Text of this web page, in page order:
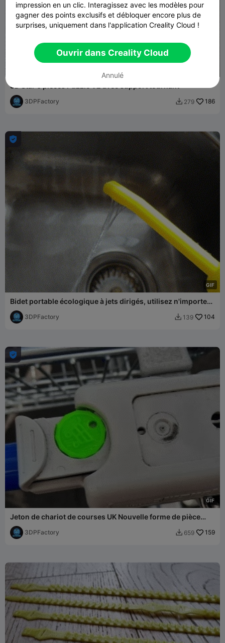
3D Star 6 pièces Puzzle V2 avec support tournant
3DPFactory  279 186
GIF

Bidet portable écologique à jets dirigés, utilisez n'importe
quelle bouteille d'eau ou de soda
3DPFactory  139 104
GIF

Jeton de chariot de courses UK Nouvelle forme de pièce
d'une livre Tesco
3DPFactory  659 159
impression en un clic. Interagissez avec les modèles pour
gagner des points exclusifs et débloquer encore plus de
surprises, uniquement dans l'application Creality Cloud !
Ouvrir dans Creality Cloud
Annulé